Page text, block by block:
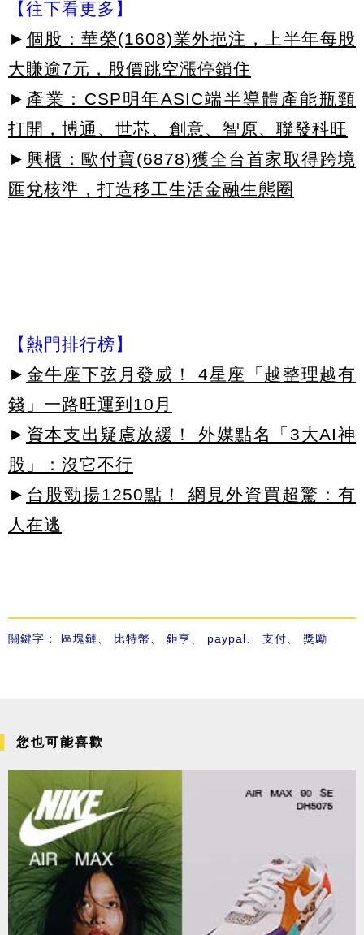
【往下看更多】
► 個股：華榮(1608)業外挹注，上半年每股
大賺逾7元，股價跳空漲停鎖住
► 產業：CSP明年ASIC端半導體產能瓶頸
打開，博通、世芯、創意、智原、聯發科旺
► 興櫃：歐付寶(6878)獲全台首家取得跨境
匯兌核準，打造移工生活金融生態圈
【熱門排行榜】
► 金牛座下弦月發威！ 4星座「越整理越有
錢」一路旺運到10月
► 資本支出疑慮放緩！ 外媒點名「3大AI神
股」：沒它不行
► 台股勁揚1250點！ 網見外資買超驚：有
人在逃
關鍵字： 區塊鏈 比特幣 鉅亨 paypal 支付 獎勵
您也可能喜歡